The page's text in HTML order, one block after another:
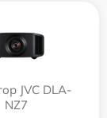
JVC DLA-
NZ7